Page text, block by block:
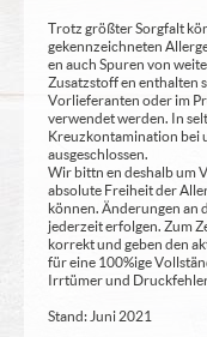
Trotz größter Sorgfalt
gekennzeichneten
en auch Spuren von
Zusatzstoff en enthalten
Vorlieferanten oder im
verwendet werden. In
Kreuzkontamination bei
ausgeschlossen.
Wir bittn en deshalb um
absolute Freiheit der
können. Änderungen an
jederzeit erfolgen. Zum
korrekt und geben den
für eine 100%ige
Irrtümer und
Stand: Juni 2021